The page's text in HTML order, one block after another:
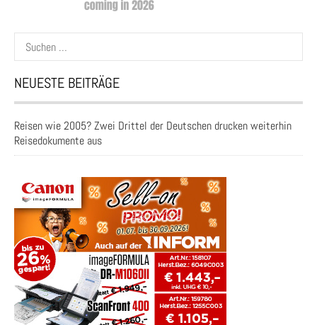
Suchen
nach:
NEUESTE BEITRÄGE
Reisen wie 2005? Zwei Drittel der Deutschen drucken weiterhin
Reisedokumente aus